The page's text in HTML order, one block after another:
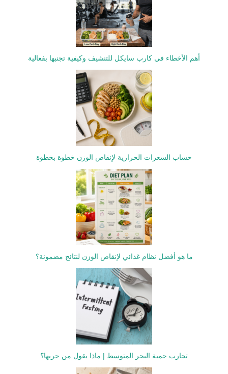
أهم الأخطاء في كارب سايكل للتنشيف وكيفية تجنبها بفعالية
حساب السعرات الحرارية لإنقاص الوزن خطوة بخطوة
ما هو أفضل نظام غذائي لإنقاص الوزن لنتائج مضمونة؟
تجارب حمية البحر المتوسط | ماذا يقول من جربها؟